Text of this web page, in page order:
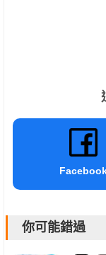
你可能錯過